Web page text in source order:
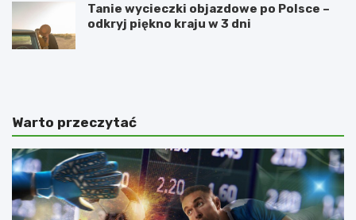
Tanie wycieczki objazdowe po Polsce –
odkryj piękno kraju w 3 dni
R
w
a
t
S
ł
o
n
O
d
ź
n
o
w
o
c
Warto przeczytać